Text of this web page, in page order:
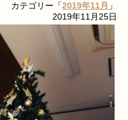
カテゴリー「2019年11月 」
2019年11月25日